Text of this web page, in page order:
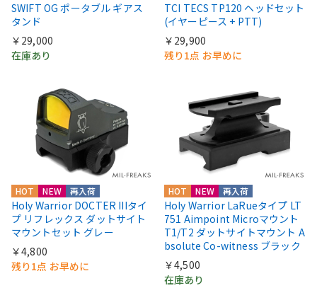
SWIFT OG ポータブル ギアス
タンド
￥29,000
在庫あり
TCI TECS TP120 ヘッドセット
(イヤーピース + PTT)
￥29,900
残り1点 お早めに
HOT NEW 再入荷
Holy Warrior DOCTER IIIタイ
プ リフレックス ダットサイト
マウントセット グレー
￥4,800
残り1点 お早めに
HOT NEW 再入荷
Holy Warrior LaRueタイプ LT
751 Aimpoint Microマウント
T1/T2 ダットサイトマウント A
bsolute Co-witness ブラック
￥4,500
在庫あり